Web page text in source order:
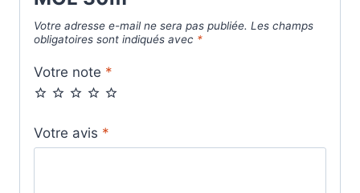
Votre adresse e-mail ne sera pas publiée. Les champs
obligatoires sont indiqués avec *
Votre note *
Votre avis *